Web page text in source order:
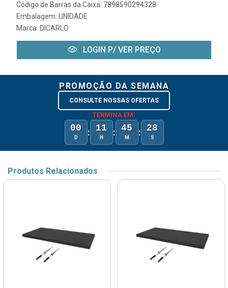
Código de Barras da Caixa: 7898590294328
Embalagem: UNIDADE
Marca: DICARLO
LOGIN P/ VER PREÇO
PROMOÇÃO DA SEMANA
CONSULTE NOSSAS OFERTAS
TERMINA EM:
00
D : 11
H : 45
M : 28
S
Produtos Relacionados